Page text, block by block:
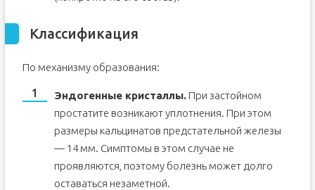
Классификация
По механизму образования:
Эндогенные кристаллы.При застойном
простатите возникают уплотнения. При этом
размеры кальцинатов предстательной железы
— 14 мм. Симптомы в этом случае не
проявляются, поэтому болезнь может долго
оставаться незаметной.